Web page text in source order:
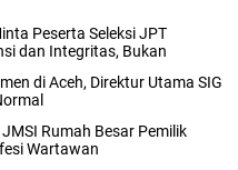
Peserta Seleksi JPT
dan Integritas, Bukan
di Aceh, ‎Direktur Utama SIG
Rumah Besar Pemilik
Wartawan